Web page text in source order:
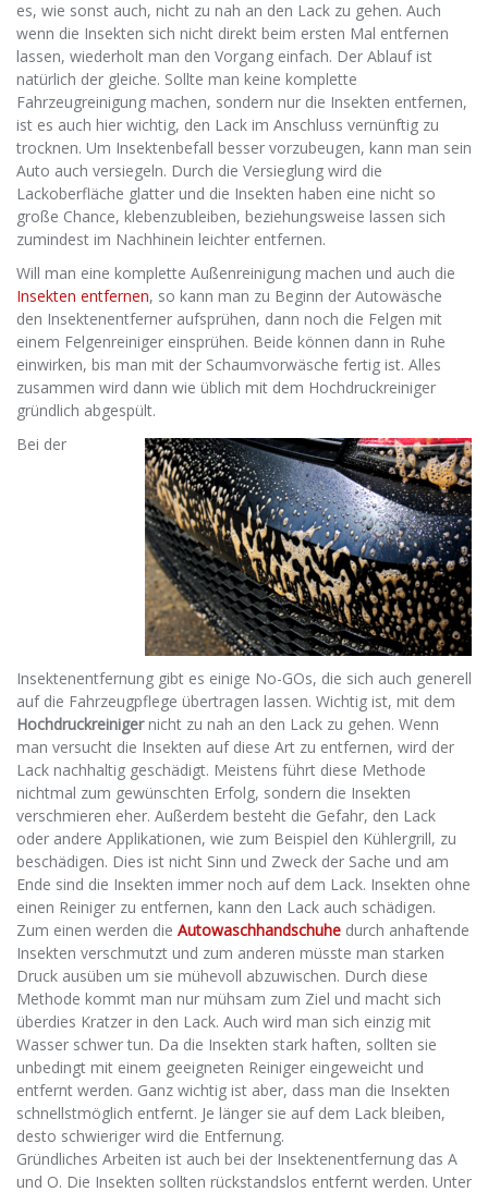
es, wie sonst auch, nicht zu nah an den Lack zu gehen. Auch
wenn die Insekten sich nicht direkt beim ersten Mal entfernen
lassen, wiederholt man den Vorgang einfach. Der Ablauf ist
natürlich der gleiche. Sollte man keine komplette
Fahrzeugreinigung machen, sondern nur die Insekten entfernen,
ist es auch hier wichtig, den Lack im Anschluss vernünftig zu
trocknen. Um Insektenbefall besser vorzubeugen, kann man sein
Auto auch versiegeln. Durch die Versieglung wird die
Lackoberfläche glatter und die Insekten haben eine nicht so
große Chance, klebenzubleiben, beziehungsweise lassen sich
zumindest im Nachhinein leichter entfernen.
Will man eine komplette Außenreinigung machen und auch die
Insekten entfernen, so kann man zu Beginn der Autowäsche
den Insektenentferner aufsprühen, dann noch die Felgen mit
einem Felgenreiniger einsprühen. Beide können dann in Ruhe
einwirken, bis man mit der Schaumvorwäsche fertig ist. Alles
zusammen wird dann wie üblich mit dem Hochdruckreiniger
gründlich abgespült.
Bei der
Insektenentfernung gibt es einige No-GOs, die sich auch generell
auf die Fahrzeugpflege übertragen lassen. Wichtig ist, mit dem
Hochdruckreinigernicht zu nah an den Lack zu gehen. Wenn
man versucht die Insekten auf diese Art zu entfernen, wird der
Lack nachhaltig geschädigt. Meistens führt diese Methode
nichtmal zum gewünschten Erfolg, sondern die Insekten
verschmieren eher. Außerdem besteht die Gefahr, den Lack
oder andere Applikationen, wie zum Beispiel den Kühlergrill, zu
beschädigen. Dies ist nicht Sinn und Zweck der Sache und am
Ende sind die Insekten immer noch auf dem Lack. Insekten ohne
einen Reiniger zu entfernen, kann den Lack auch schädigen.
Zum einen werden die Autowaschhandschuhe durch anhaftende
Insekten verschmutzt und zum anderen müsste man starken
Druck ausüben um sie mühevoll abzuwischen. Durch diese
Methode kommt man nur mühsam zum Ziel und macht sich
überdies Kratzer in den Lack. Auch wird man sich einzig mit
Wasser schwer tun. Da die Insekten stark haften, sollten sie
unbedingt mit einem geeigneten Reiniger eingeweicht und
entfernt werden. Ganz wichtig ist aber, dass man die Insekten
schnellstmöglich entfernt. Je länger sie auf dem Lack bleiben,
desto schwieriger wird die Entfernung.
Gründliches Arbeiten ist auch bei der Insektenentfernung das A
und O. Die Insekten sollten rückstandslos entfernt werden. Unter